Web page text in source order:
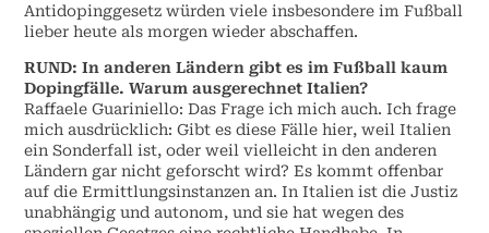
Antidopinggesetz würden viele insbesondere im Fußball
lieber heute als morgen wieder abschaffen.
RUND: In anderen Ländern gibt es im Fußball kaum
Dopingfälle. Warum ausgerechnet Italien?
Raffaele Guariniello: Das Frage ich mich auch. Ich frage
mich ausdrücklich: Gibt es diese Fälle hier, weil Italien
ein Sonderfall ist, oder weil vielleicht in den anderen
Ländern gar nicht geforscht wird? Es kommt offenbar
auf die Ermittlungsinstanzen an. In Italien ist die Justiz
unabhängig und autonom, und sie hat wegen des